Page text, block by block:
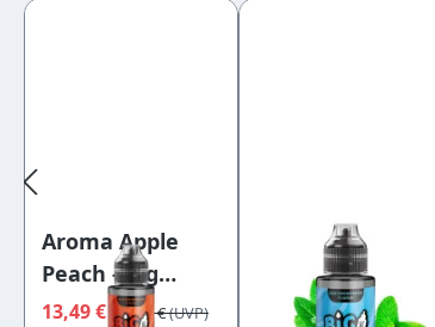
Produktgalerie überspringen
Aroma Apple
Peach - Big
Bottle Flavours
13,49 € 14,95 €
Aroma Arctic
Mint - Big Bottle
Flavours
13,49 € 14,95 €